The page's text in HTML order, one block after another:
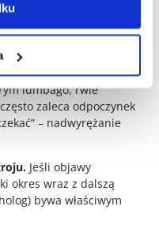
gorączkę, kaszel,
konsultację online i
lumbago, rwie
zaleca odpoczynek
– nadwyrężanie
Jeśli objawy
okres wraz z dalszą
bywa właściwym